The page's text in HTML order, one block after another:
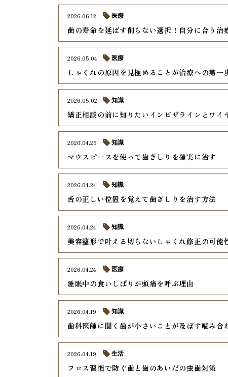
歯の寿命を延ばす削らない選択！自分に合う治
2026.06.12 医療
しゃくれの原因を見極めることが治療への第一
2026.05.04 医療
矯正相談の前に知りたいインビザラインとワイ
2026.05.02 知識
マウスピースを使って歯ぎしりを確実に治す
2026.04.26 知識
舌の正しい位置を覚えて歯ぎしりを治す方法
2026.04.24 知識
美容整形で叶える切らないしゃくれ修正の可能
2026.04.24 知識
睡眠中の食いしばりが頭痛を呼ぶ理由
2026.04.24 医療
歯科医師に聞く歯が小さいことが及ぼす噛み合
2026.04.19 知識
フロス習慣で防ぐ歯と歯のあいだの虫歯対策
2026.04.19 生活